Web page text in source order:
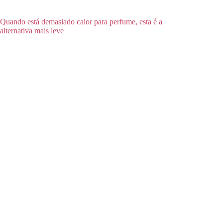
Quando está demasiado calor para perfume, esta é a
alternativa mais leve